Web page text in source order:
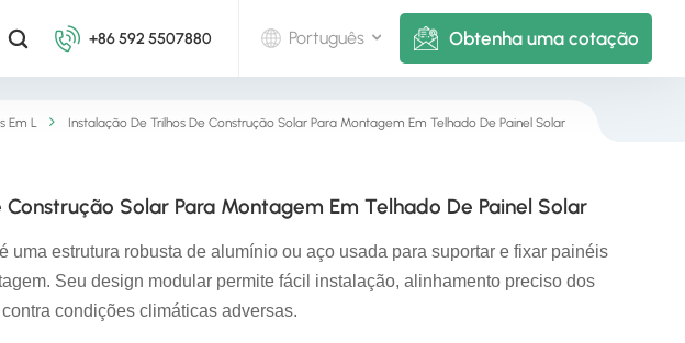
+86 592 5507880 Português
English
italiano
Obtenha uma cotação
Em L Instalação De Trilhos De Construção Solar Para Montagem Em Telhado De Painel Solar
Solar Para Montagem Em Telhado De Painel Solar
é uma estrutura robusta de alumínio ou aço usada para suportar e fixar painéis
Seu design modular permite fácil instalação, alinhamento preciso dos
condições climáticas adversas.